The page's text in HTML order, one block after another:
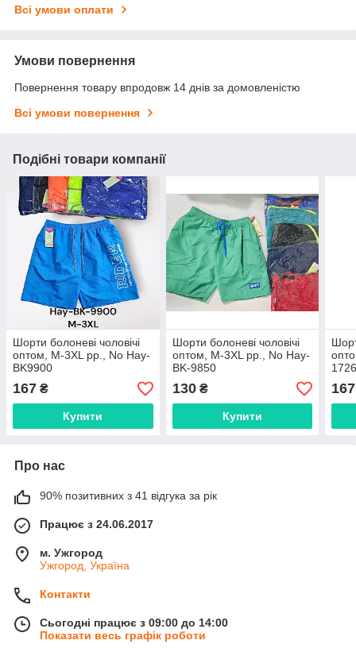
Всі умови оплати
Умови повернення
Повернення товару впродовж 14 днів за домовленістю
Всі умови повернення
Подібні товари компанії
Шорти болоневі чоловічі
оптом, M-3XL рр., No Hay-
BK9900
167 ₴
Купити
Шорти болоневі чоловічі
оптом, M-3XL рр., No Hay-
BK-9850
130₴
Купити
167
Про нас
90% позитивних з 41 відгука за рік
Працює з 24.06.2017
м. Ужгород
Ужгород, Україна
Контакти
Сьогодні працює з 09:00 до 14:00
Показати весь графік роботи